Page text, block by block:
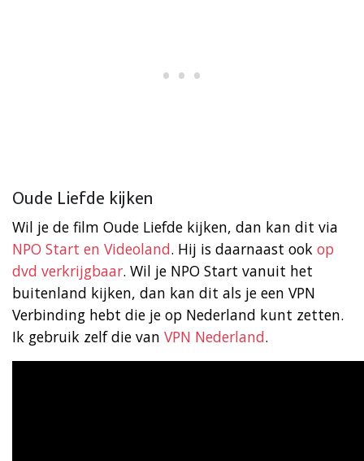
Oude Liefde kijken
Wil je de film Oude Liefde kijken, dan kan dit via
NPO Start en Videoland. Hij is daarnaast ook op
dvd verkrijgbaar. Wil je NPO Start vanuit het
buitenland kijken, dan kan dit als je een VPN
Verbinding hebt die je op Nederland kunt zetten.
Ik gebruik zelf die van VPN Nederland.